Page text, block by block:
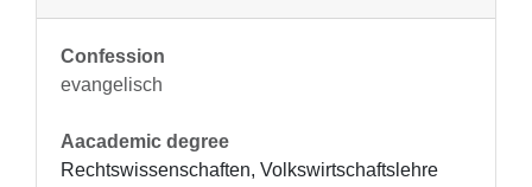
Confession
evangelisch
Aacademic degree
Rechtswissenschaften, Volkswirtschaftslehre